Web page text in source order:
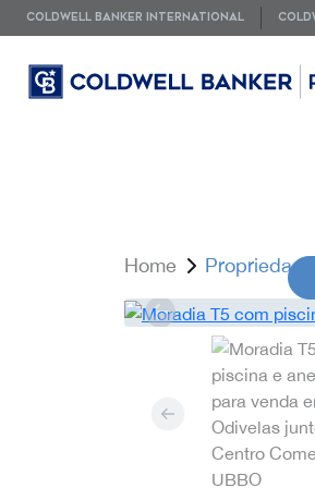
COLDWELL BANKER INTERNATIONAL
Home Propriedade